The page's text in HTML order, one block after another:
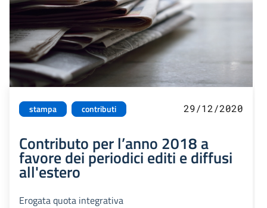
stampa contributi 29/12/2020
Contributo per l’anno 2018 a
favore dei periodici editi e diffusi
all'estero
Erogata quota integrativa